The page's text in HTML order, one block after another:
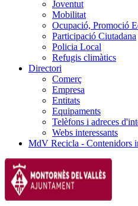
Joventut
Mobilitat
Ocupació, Promoció
Participació Ciutadana
Policia Local
Refugis climàtics
Directori
Comerç
Empresa
Entitats
Equipaments
Telèfons i adreces
Webs interessants
MdV Recicla - Contenidors